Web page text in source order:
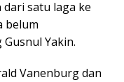
satu laga ke
belum
Yakin.
Vanenburg dan